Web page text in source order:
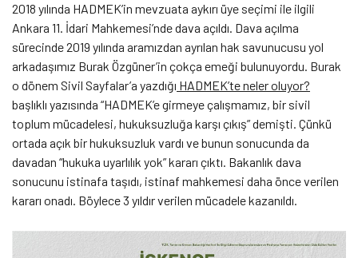
2018 yılında HADMEK’in mevzuata aykırı üye seçimi ile ilgili
Ankara 11. İdari Mahkemesi’nde dava açıldı. Dava açılma
sürecinde 2019 yılında aramızdan ayrılan hak savunucusu yol
arkadaşımız Burak Özgüner’in çokça emeği bulunuyordu. Burak
o dönem Sivil Sayfalar’a yazdığı HADMEK’te neler oluyor?
başlıklı yazısında “HADMEK’e girmeye çalışmamız, bir sivil
toplum mücadelesi, hukuksuzluğa karşı çıkış” demişti. Çünkü
ortada açık bir hukuksuzluk vardı ve bunun sonucunda da
davadan “hukuka uyarlılık yok” kararı çıktı. Bakanlık dava
sonucunu istinafa taşıdı, istinaf mahkemesi daha önce verilen
kararı onadı. Böylece 3 yıldır verilen mücadele kazanıldı.